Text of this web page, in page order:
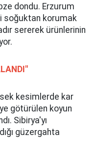
dondu. Erzurum
soğuktan korumak
sererek ürünlerinin
kesimlerde kar
götürülen koyun
Sibirya'yı
güzergahta